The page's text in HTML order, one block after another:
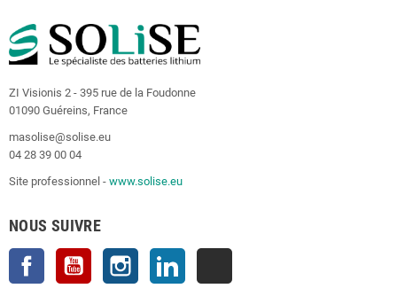
ZI Visionis 2 - 395 rue de la Foudonne
01090 Guéreins, France
masolise@solise.eu
04 28 39 00 04
Site professionnel - www.solise.eu
NOUS SUIVRE
Facebook YouTube Instagram